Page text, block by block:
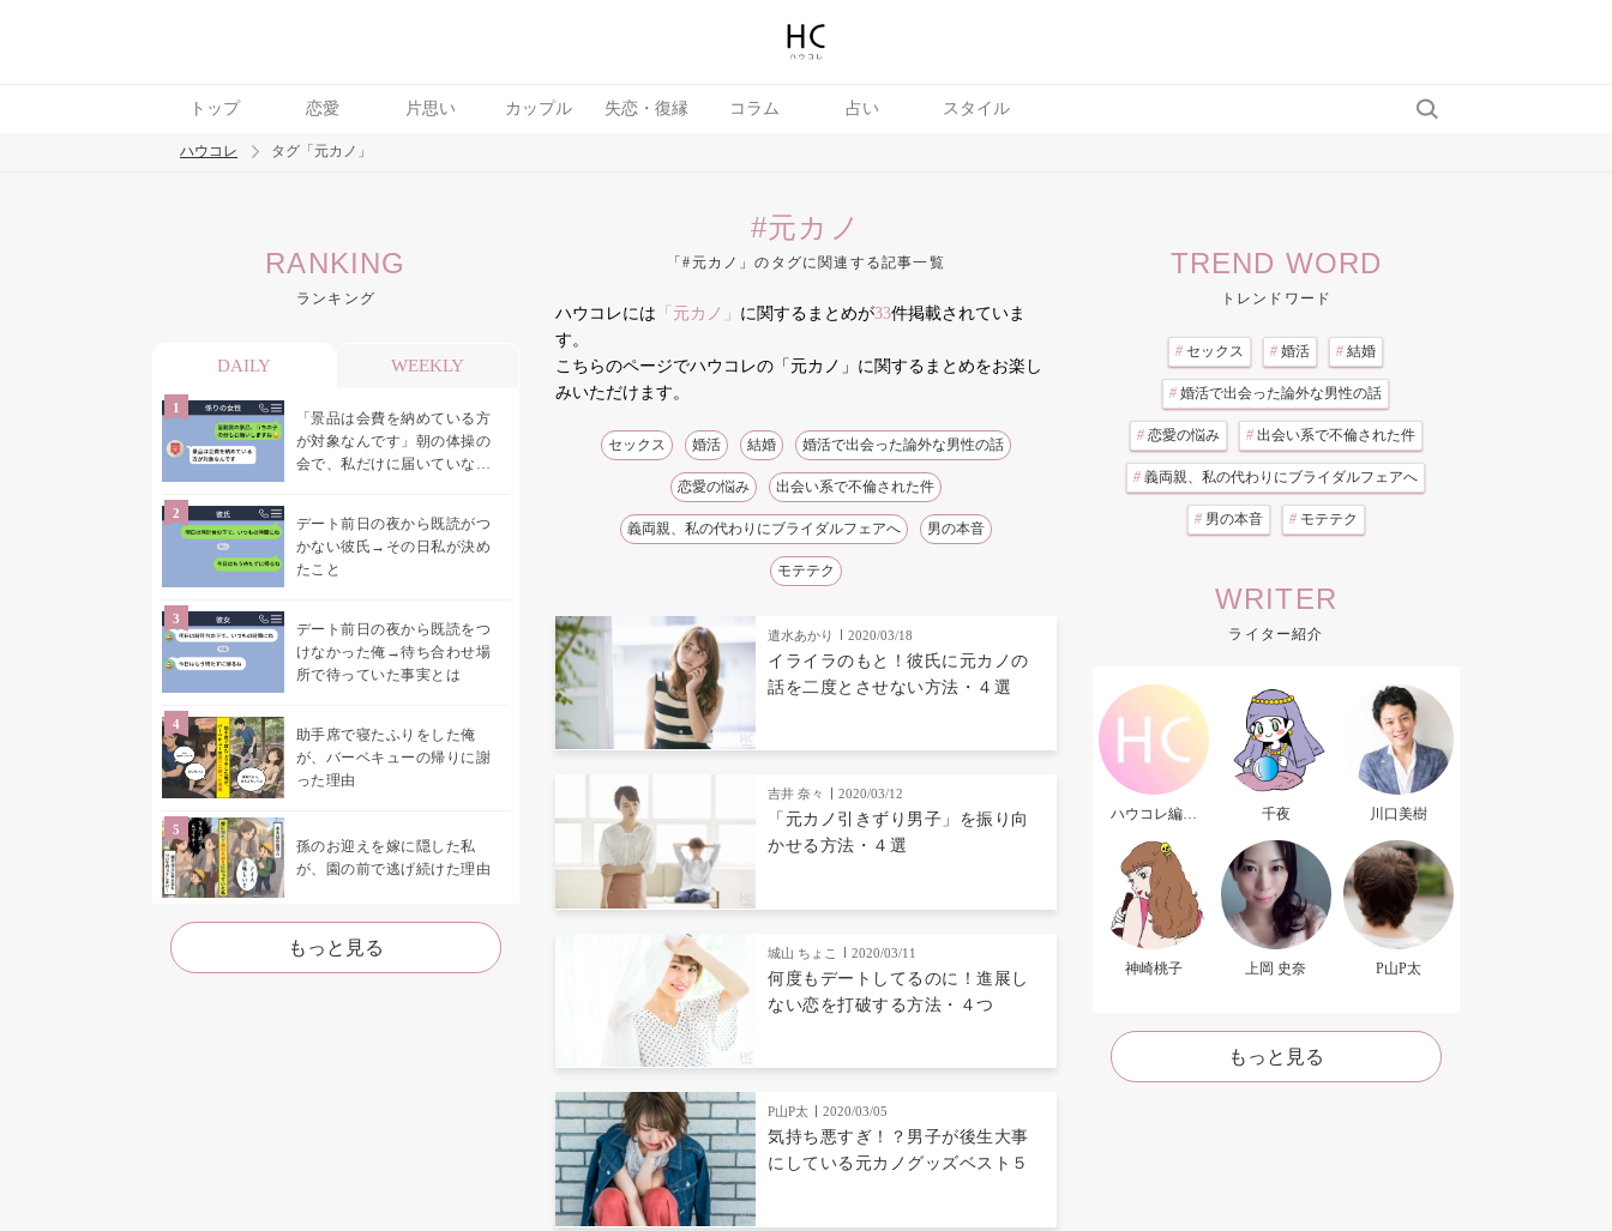
トップ 恋愛 片思い カップル 失恋・復縁 コラム 占い スタイル
トレンド ワード
モテテク 婚活
ハウコレ タグ「元カノ」
RANKING
ランキング
DAILY WEEKLY
「景品は会費を納めている方
が対象なんです」朝の体操の
会で、私だけに届いていなか
デート前日の夜から既読がつ
かない彼氏→その日私が決め
たこと
デート前日の夜から既読をつ
けなかった俺→待ち合わせ場
所で待っていた事実とは
助手席で寝たふりをした俺
が、バーベキューの帰りに謝
った理由
孫のお迎えを嫁に隠した私
が、園の前で逃げ続けた理由
もっと見る
#元カノ
「#元カノ」のタグに関連する記事一覧
ハウコレには 「元カノ」 に関するまとめが33件掲載されていま
す。
こちらのページでハウコレの「元カノ」に関するまとめをお楽し
みいただけます。
セックス 婚活 結婚 婚活で出会った論外な男性の話
恋愛の悩み 出会い系で不倫された件
義両親、私の代わりにブライダルフェアへ 男の本音
モテテク
遣水あかり 2020/03/18
イライラのもと！彼氏に元カノの
話を二度とさせない方法・４選
吉井 奈々 2020/03/12
「元カノ引きずり男子」を振り向
かせる方法・４選
城山 ちょこ 2020/03/11
何度もデートしてるのに！進展し
ない恋を打破する方法・４つ
P山P太 2020/03/05
気持ち悪すぎ！？男子が後生大事
にしている元カノグッズベスト５
TREND WORD
トレンドワード
# セックス # 婚活 # 結婚
# 婚活で出会った論外な男性の話
# 恋愛の悩み # 出会い系で不倫された件
# 義両親、私の代わりにブライダルフェアへ
# 男の本音 # モテテク
WRITER
ライター紹介
ハウコレ編集
千夜 川口美樹
神崎桃子 上岡 史奈 P山P太
もっと見る